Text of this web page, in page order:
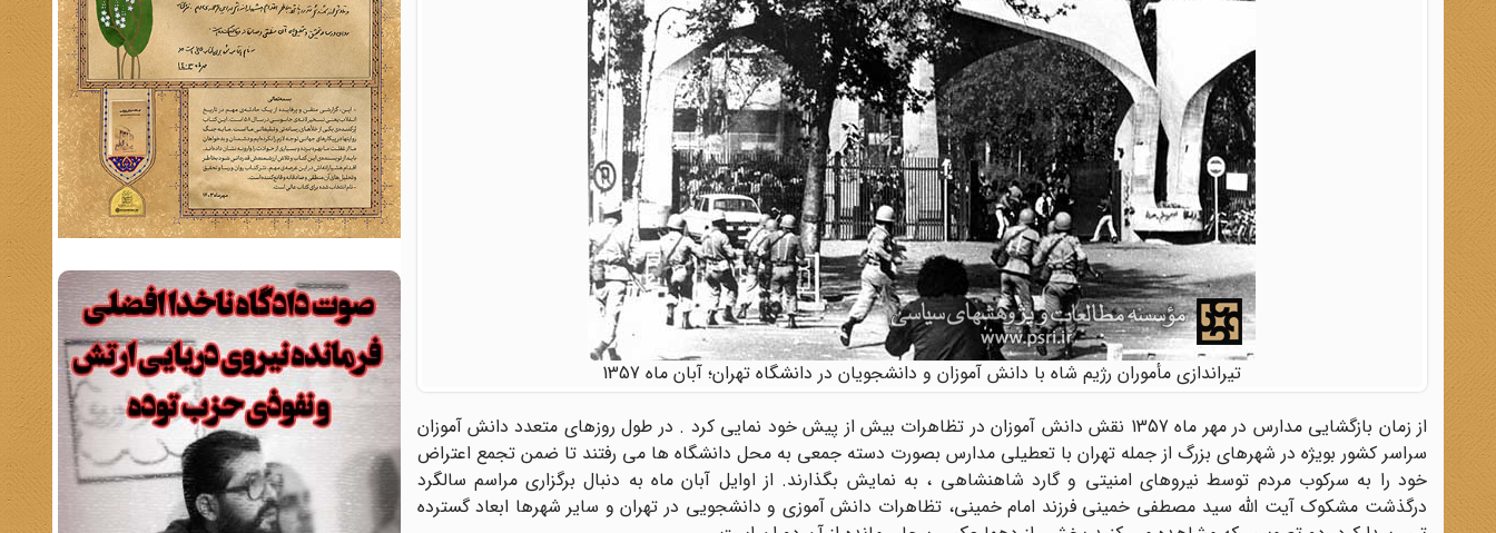
تیراندازی مأموران رژیم شاه با دانش آموزان و دانشجویان در دانشگاه تهران؛ آبان ماه 1357
از زمان بازگشایی مدارس در مهر ماه 1357 نقش دانش آموزان در تظاهرات بیش از پیش خود نمایی کرد . در طول روزهای متعدد دانش آموزان
سراسر کشور بویژه در شهرهای بزرگ از جمله تهران با تعطیلی مدارس بصورت دسته جمعی به محل دانشگاه ها می رفتند تا ضمن تجمع اعتراض
خود را به سرکوب مردم توسط نیروهای امنیتی و گارد شاهنشاهی ، به نمایش بگذارند. از اوایل آبان ماه به دنبال برگزاری مراسم سالگرد
درگذشت مشکوک آیت الله سید مصطفی خمینی فرزند امام خمینی، تظاهرات دانش آموزی و دانشجویی در تهران و سایر شهرها ابعاد گسترده